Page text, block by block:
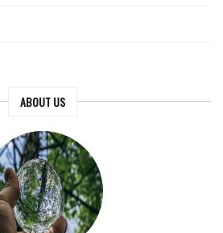
ABOUT US